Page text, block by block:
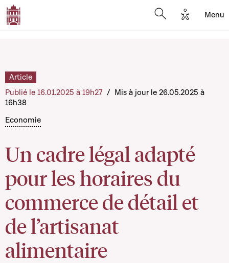
Options
Menu
Economie
Un cadre légal adapté
pour les horaires du
commerce de détail et
de l’artisanat
alimentaire
Article
Publié le 16.01.2025 à 19h27 / Mis à jour le 26.05.2025 à
16h38